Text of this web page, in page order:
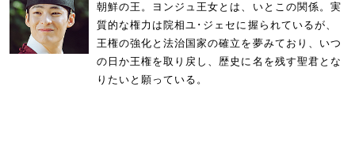
朝鮮の王。ヨンジュ王女とは、いとこの関係。実
質的な権力は院相ユ･ジェセに握られているが、
王権の強化と法治国家の確立を夢みており、いつ
の日か王権を取り戻し、歴史に名を残す聖君とな
りたいと願っている。